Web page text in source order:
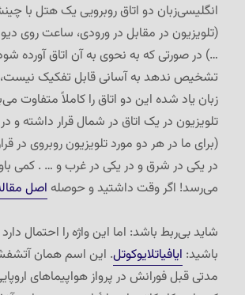
انگلیسی‌زبان دو اتاق روبرویی یک هتل با
(تلویزیون در مقابل در ورودی، ساعت روی
…) در صورتی که به نحوی به آن اتاق آورده
تشخیص ندهد به آسانی قابل تفکیک نیست،
زبان یاد شده این دو اتاق را کاملاً متفاوت
تلویزیون در یک اتاق در شمال قرار داشته و
(برای ما در هر دو مورد تلویزیون روبروی در
در یکی در شرق و در یکی در غرب و … . کمی
می‌رسد! اگر وقت داشتید و حوصله اصل
شاید بی‌ربط باشد: اما این واژه را احتمال
باشید: ایافیاتلایوکوتل. این اسم همان
مدتی قبل فورانش در پرواز هواپیماهای